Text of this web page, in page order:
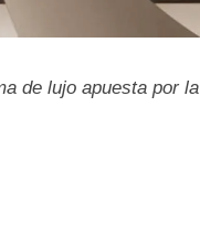
de lujo apuesta por la